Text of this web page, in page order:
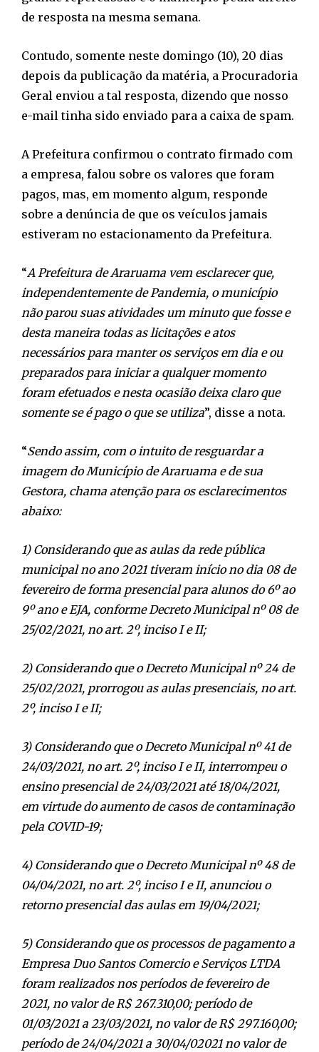
de resposta na mesma semana.
Contudo, somente neste domingo (10), 20 dias
depois da publicação da matéria, a Procuradoria
Geral enviou a tal resposta, dizendo que nosso
e-mail tinha sido enviado para a caixa de spam.
A Prefeitura confirmou o contrato firmado com
a empresa, falou sobre os valores que foram
pagos, mas, em momento algum, responde
sobre a denúncia de que os veículos jamais
estiveram no estacionamento da Prefeitura.
“A Prefeitura de Araruama vem esclarecer que,
independentemente de Pandemia, o município
não parou suas atividades um minuto que fosse e
desta maneira todas as licitações e atos
necessários para manter os serviços em dia e ou
preparados para iniciar a qualquer momento
foram efetuados e nesta ocasião deixa claro que
somente se é pago o que se utiliza”, disse a nota.
“Sendo assim, com o intuito de resguardar a
imagem do Município de Araruama e de sua
Gestora, chama atenção para os esclarecimentos
abaixo:
1) Considerando que as aulas da rede pública
municipal no ano 2021 tiveram início no dia 08 de
fevereiro de forma presencial para alunos do 6º ao
9º ano e EJA, conforme Decreto Municipal nº 08 de
25/02/2021, no art. 2º, inciso I e II;
2) Considerando que o Decreto Municipal nº 24 de
25/02/2021, prorrogou as aulas presenciais, no art.
2º, inciso I e II;
3) Considerando que o Decreto Municipal nº 41 de
24/03/2021, no art. 2º, inciso I e II, interrompeu o
ensino presencial de 24/03/2021 até 18/04/2021,
em virtude do aumento de casos de contaminação
pela COVID-19;
4) Considerando que o Decreto Municipal nº 48 de
04/04/2021, no art. 2º, inciso I e II, anunciou o
retorno presencial das aulas em 19/04/2021;
5) Considerando que os processos de pagamento a
Empresa Duo Santos Comercio e Serviços LTDA
foram realizados nos períodos de fevereiro de
2021, no valor de R$ 267.310,00; período de
01/03/2021 a 23/03/2021, no valor de R$ 297.160,00;
período de 24/04/2021 a 30/04/02021 no valor de